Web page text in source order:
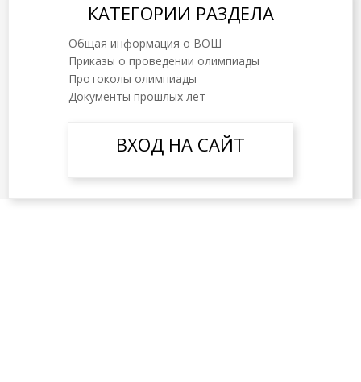
КАТЕГОРИИ РАЗДЕЛА
Общая информация о ВОШ
Приказы о проведении олимпиады
Протоколы олимпиады
Документы прошлых лет
ВХОД НА САЙТ